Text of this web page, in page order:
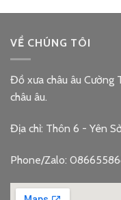
VỀ CHÚNG TÔI
Đồ xưa châu âu Cường
châu âu.
Địa chỉ: Thôn 6 - Yên
Phone/Zalo: